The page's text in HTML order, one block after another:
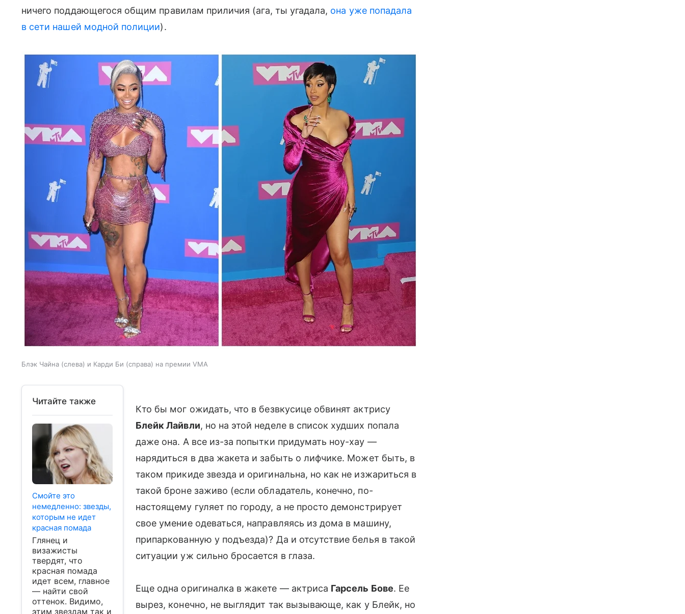
ничего поддающегося общим правилам приличия (ага, ты угадала, она уже попадала
в сети нашей модной полиции).
Блэк Чайна (слева) и Карди Би (справа) на премии VMA
Читайте также
Смойте это
немедленно: звезды,
которым не идет
красная помада
Глянец и
визажисты
твердят, что
красная помада
идет всем, главное
— найти свой
оттенок. Видимо,
этим звездам так и
Кто бы мог ожидать, что в безвкусице обвинят актрису
Блейк Лайвли, но на этой неделе в список худших попала
даже она. А все из-за попытки придумать ноу-хау —
нарядиться в два жакета и забыть о лифчике. Может быть, в
таком прикиде звезда и оригинальна, но как не изжариться в
такой броне заживо (если обладатель, конечно, по-
настоящему гуляет по городу, а не просто демонстрирует
свое умение одеваться, направляясь из дома в машину,
припаркованную у подъезда)? Да и отсутствие белья в такой
ситуации уж сильно бросается в глаза.
Еще одна оригиналка в жакете — актриса Гарсель Бове. Ее
вырез, конечно, не выглядит так вызывающе, как у Блейк, но